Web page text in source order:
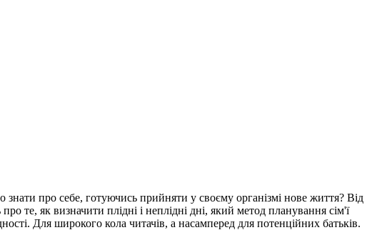
про себе, готуючись прийняти у своєму організмі нове життя? Від
те, як визначити плідні і неплідні дні, який метод планування сім'ї
Для широкого кола читачів, а насамперед для потенційних батьків.